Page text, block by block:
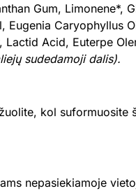
Gum, Limonene*,
Caryophyllus
Acid, Euterpe
sudedamoji dalis).
kol suformuosite
nepasiekiamoje